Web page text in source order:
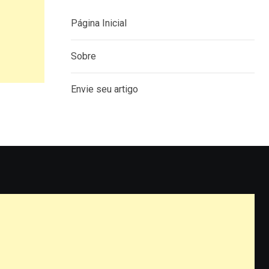
Página Inicial
Sobre
Envie seu artigo